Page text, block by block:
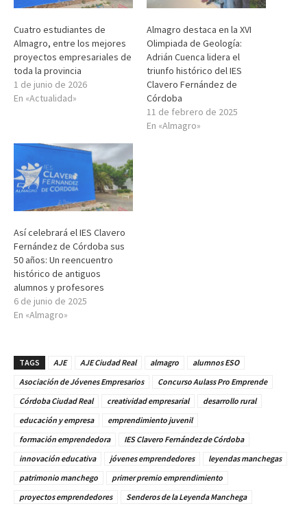
Cuatro estudiantes de
Almagro, entre los mejores
proyectos empresariales de
toda la provincia
1 de junio de 2026
En «Actualidad»
Almagro destaca en la XVI
Olimpiada de Geología:
Adrián Cuenca lidera el
triunfo histórico del IES
Clavero Fernández de
Córdoba
11 de febrero de 2025
En «Almagro»
Así celebrará el IES Clavero
Fernández de Córdoba sus
50 años: Un reencuentro
histórico de antiguos
alumnos y profesores
6 de junio de 2025
En «Almagro»
TAGS AJE AJE Ciudad Real almagro
alumnos ESO
Asociación de Jóvenes Empresarios
Concurso Aulass Pro Emprende
Córdoba Ciudad Real
creatividad empresarial
desarrollo rural
educación y empresa
emprendimiento juvenil
formación emprendedora
IES Clavero Fernández de Córdoba
innovación educativa
jóvenes emprendedores
leyendas manchegas
patrimonio manchego
primer premio emprendimiento
proyectos emprendedores
Senderos de la Leyenda Manchega